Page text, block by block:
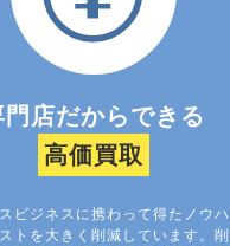
門店だからできる
高価買取
ビジネスに携わって得たノウ
トを大きく削減しています。削